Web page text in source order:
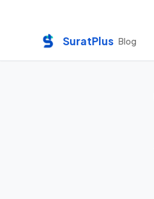
SuratPlus Blog